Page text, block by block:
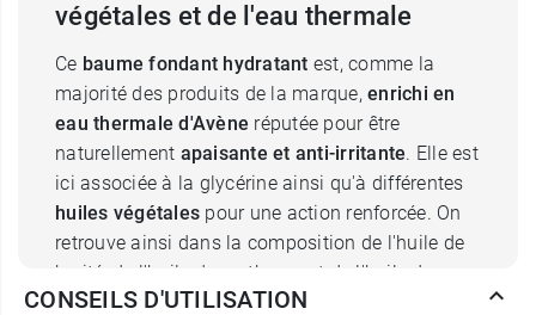
végétales et de l'eau thermale
Ce baume fondant hydratant est, comme la
majorité des produits de la marque, enrichi en
eau thermale d'Avène réputée pour être
naturellement apaisante et anti-irritante. Elle est
ici associée à la glycérine ainsi qu'à différentes
huiles végétales pour une action renforcée. On
retrouve ainsi dans la composition de l'huile de
karité, de l'huile de carthame et de l'huile de
graines de cameline. Ces huiles sont connues
CONSEILS D'UTILISATION